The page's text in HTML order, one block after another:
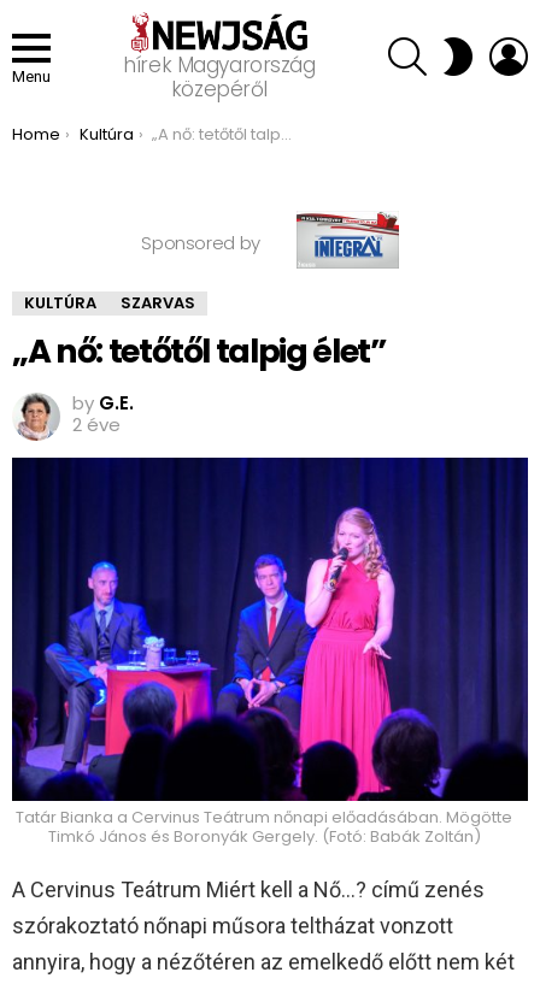
Menu
hírek Magyarország
közepéről
SEARCH SWITCH
SKIN
You are here:
Home Kultúra „A nő: tetőtől talpig élet”
Sponsored by
KULTÚRA SZARVAS
„A nő: tetőtől talpig élet”
by G.E.
2 éve
Tatár Bianka a Cervinus Teátrum nőnapi előadásában. Mögötte
Timkó János és Boronyák Gergely. (Fotó: Babák Zoltán)
A Cervinus Teátrum Miért kell a Nő…? című zenés
szórakoztató nőnapi műsora teltházat vonzott
annyira, hogy a nézőtéren az emelkedő előtt nem két